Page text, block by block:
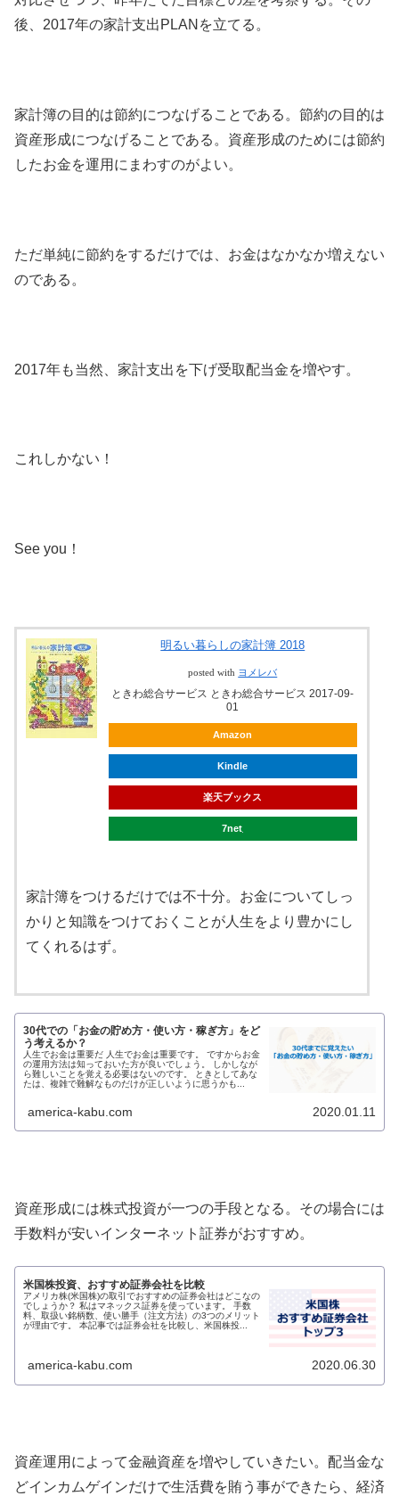
後、2017年の家計支出PLANを立てる。
家計簿の目的は節約につなげることである。節約の目的は
資産形成につなげることである。資産形成のためには節約
したお金を運用にまわすのがよい。
ただ単純に節約をするだけでは、お金はなかなか増えない
のである。
2017年も当然、家計支出を下げ受取配当金を増やす。
これしかない！
See you！
明るい暮らしの家計簿 2018
posted with ヨメレバ
ときわ総合サービス ときわ総合サービス 2017-09-
01
Amazon
Kindle
楽天ブックス
7net
家計簿をつけるだけでは不十分。お金についてしっ
かりと知識をつけておくことが人生をより豊かにし
てくれるはず。
30代での「お金の貯め方・使い方・稼ぎ方」をど
う考えるか？
人生でお金は重要だ 人生でお金は重要です。 ですからお金
の運用方法は知っておいた方が良いでしょう。 しかしなが
ら難しいことを覚える必要はないのです。 ときとしてあな
たは、複雑で難解なものだけが正しいように思うかも...
america-kabu.com 2020.01.11
資産形成には株式投資が一つの手段となる。その場合には
手数料が安いインターネット証券がおすすめ。
米国株投資、おすすめ証券会社を比較
アメリカ株(米国株)の取引でおすすめの証券会社はどこなの
でしょうか？ 私はマネックス証券を使っています。 手数
料、取扱い銘柄数、使い勝手（注文方法）の3つのメリット
が理由です。 本記事では証券会社を比較し、米国株投...
america-kabu.com 2020.06.30
資産運用によって金融資産を増やしていきたい。配当金な
どインカムゲインだけで生活費を賄う事ができたら、経済